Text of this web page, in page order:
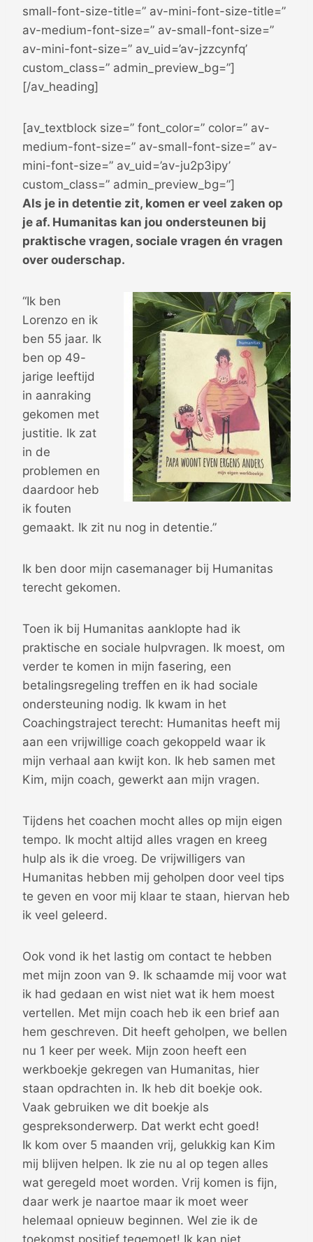
small-font-size-title=” av-mini-font-size-title=”
av-medium-font-size=” av-small-font-size=”
av-mini-font-size=” av_uid=’av-jzzcynfq’
custom_class=” admin_preview_bg=”]
[/av_heading]
[av_textblock size=” font_color=” color=” av-
medium-font-size=” av-small-font-size=” av-
mini-font-size=” av_uid=’av-ju2p3ipy’
custom_class=” admin_preview_bg=”]
Als je in detentie zit, komen er veel zaken op
je af. Humanitas kan jou ondersteunen bij
praktische vragen, sociale vragen én vragen
over ouderschap.
“Ik ben
Lorenzo en ik
ben 55 jaar. Ik
ben op 49-
jarige leeftijd
in aanraking
gekomen met
justitie. Ik zat
in de
problemen en
daardoor heb
ik fouten
gemaakt. Ik zit nu nog in detentie.”
Ik ben door mijn casemanager bij Humanitas
terecht gekomen.
Toen ik bij Humanitas aanklopte had ik
praktische en sociale hulpvragen. Ik moest, om
verder te komen in mijn fasering, een
betalingsregeling treffen en ik had sociale
ondersteuning nodig. Ik kwam in het
Coachingstraject terecht: Humanitas heeft mij
aan een vrijwillige coach gekoppeld waar ik
mijn verhaal aan kwijt kon. Ik heb samen met
Kim, mijn coach, gewerkt aan mijn vragen.
Tijdens het coachen mocht alles op mijn eigen
tempo. Ik mocht altijd alles vragen en kreeg
hulp als ik die vroeg. De vrijwilligers van
Humanitas hebben mij geholpen door veel tips
te geven en voor mij klaar te staan, hiervan heb
ik veel geleerd.
Ook vond ik het lastig om contact te hebben
met mijn zoon van 9. Ik schaamde mij voor wat
ik had gedaan en wist niet wat ik hem moest
vertellen. Met mijn coach heb ik een brief aan
hem geschreven. Dit heeft geholpen, we bellen
nu 1 keer per week. Mijn zoon heeft een
werkboekje gekregen van Humanitas, hier
staan opdrachten in. Ik heb dit boekje ook.
Vaak gebruiken we dit boekje als
gespreksonderwerp. Dat werkt echt goed!
Ik kom over 5 maanden vrij, gelukkig kan Kim
mij blijven helpen. Ik zie nu al op tegen alles
wat geregeld moet worden. Vrij komen is fijn,
daar werk je naartoe maar ik moet weer
helemaal opnieuw beginnen. Wel zie ik de
toekomst positief tegemoet! Ik kan niet